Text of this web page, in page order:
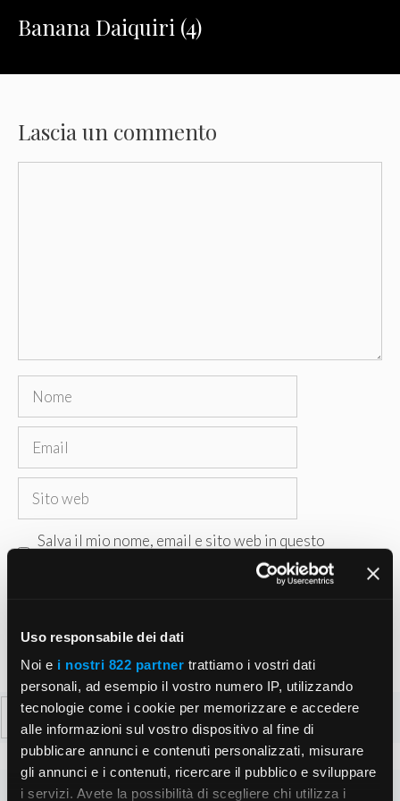
Uso responsabile dei dati
Noi e i nostri 822 partner trattiamo i vostri dati
personali, ad esempio il vostro numero IP, utilizzando
tecnologie come i cookie per memorizzare e accedere
alle informazioni sul vostro dispositivo al fine di
pubblicare annunci e contenuti personalizzati, misurare
gli annunci e i contenuti, ricercare il pubblico e sviluppare
i servizi. Avete la possibilità di scegliere chi utilizza i
Banana Daiquiri (4)
Lascia un commento
Nome
Email
Sito
Salva il mio nome, email e sito web in questo
browser per la prossima volta che commento.
Ricerca
per: